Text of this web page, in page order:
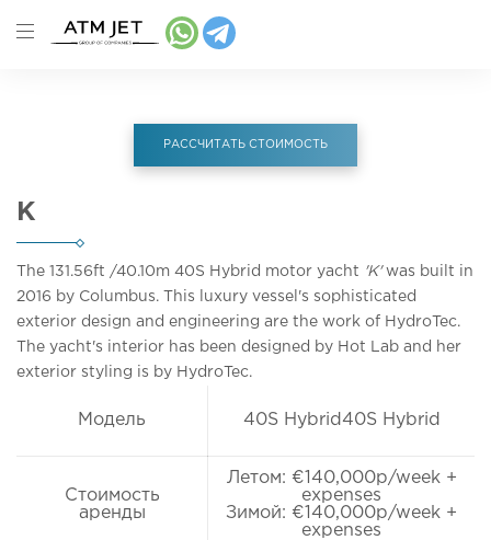
РАССЧИТАТЬ СТОИМОСТЬ
K
The 131.56ft /40.10m 40S Hybrid motor yacht 'K'was built in
2016 by Columbus. This luxury vessel's sophisticated
exterior design and engineering are the work of HydroTec.
The yacht's interior has been designed by Hot Lab and her
exterior styling is by HydroTec.
Модель 40S Hybrid40S Hybrid
Стоимость
аренды
Летом: €140,000p/week +
expenses
Зимой: €140,000p/week +
expenses